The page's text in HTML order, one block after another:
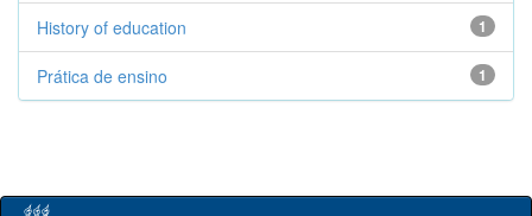
1
History of education
1
Prática de ensino